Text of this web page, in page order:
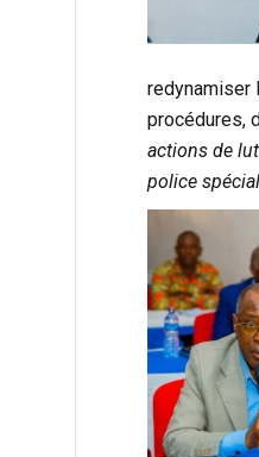
redynamiser
procédures,
actions de
police